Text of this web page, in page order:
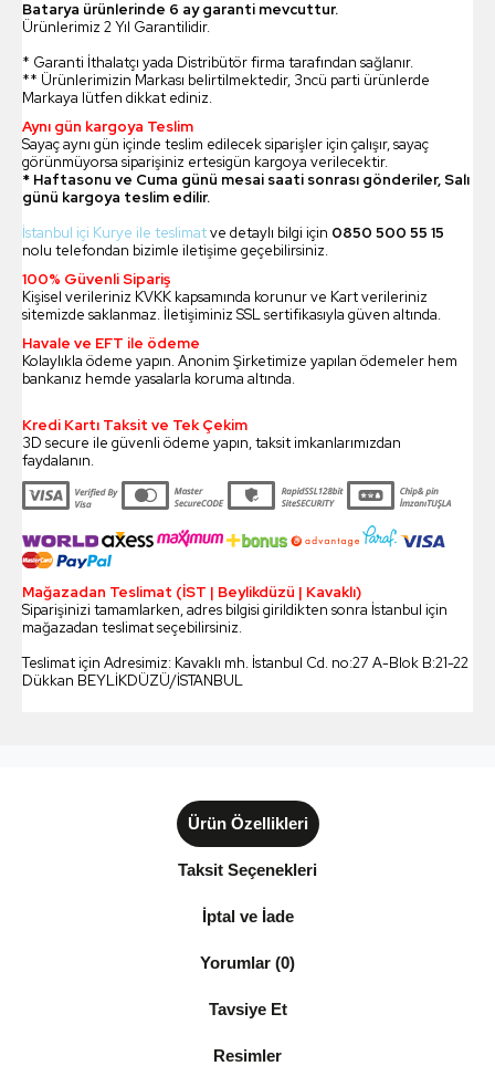
Batarya ürünlerinde 6 ay garanti mevcuttur.
Ürünlerimiz 2 Yıl Garantilidir.
* Garanti İthalatçı yada Distribütör firma tarafından sağlanır.
** Ürünlerimizin Markası belirtilmektedir, 3ncü parti ürünlerde
Markaya lütfen dikkat ediniz.
Aynı gün kargoya Teslim
Sayaç aynı gün içinde teslim edilecek siparişler için çalışır, sayaç
görünmüyorsa siparişiniz ertesigün kargoya verilecektir.
* Haftasonu ve Cuma günü mesai saati sonrası gönderiler, Salı
günü kargoya teslim edilir.
İstanbul içi Kurye ile teslimatve detaylı bilgi için 0850 500 55 15
nolu telefondan bizimle iletişime geçebilirsiniz.
100% Güvenli Sipariş
Kişisel verileriniz KVKK kapsamında korunur ve Kart verileriniz
sitemizde saklanmaz. İletişiminiz SSL sertifikasıyla güven altında.
Havale ve EFT ile ödeme
Kolaylıkla ödeme yapın. Anonim Şirketimize yapılan ödemeler hem
bankanız hemde yasalarla koruma altında.
Kredi Kartı Taksit ve Tek Çekim
3D secure ile güvenli ödeme yapın, taksit imkanlarımızdan
faydalanın.
Mağazadan Teslimat (İST | Beylikdüzü | Kavaklı)
Siparişinizi tamamlarken, adres bilgisi girildikten sonra İstanbul için
mağazadan teslimat seçebilirsiniz.
Teslimat için Adresimiz: Kavaklı mh. İstanbul Cd. no:27 A-Blok B:21-22
Dükkan BEYLİKDÜZÜ/İSTANBUL
Ürün Özellikleri
Taksit Seçenekleri
İptal ve İade
Yorumlar (0)
Tavsiye Et
Resimler